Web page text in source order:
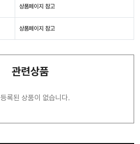
상품페이지 참고
상품페이지 참고
관련상품
등록된 상품이 없습니다.